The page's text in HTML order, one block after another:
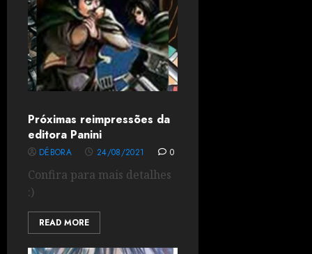
Próximas reimpressões da
editora Panini
DÉBORA 24/08/2021 0
Confira para mais detalhes
:)
READ MORE